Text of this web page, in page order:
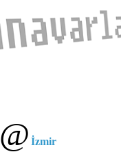
@ İzmir